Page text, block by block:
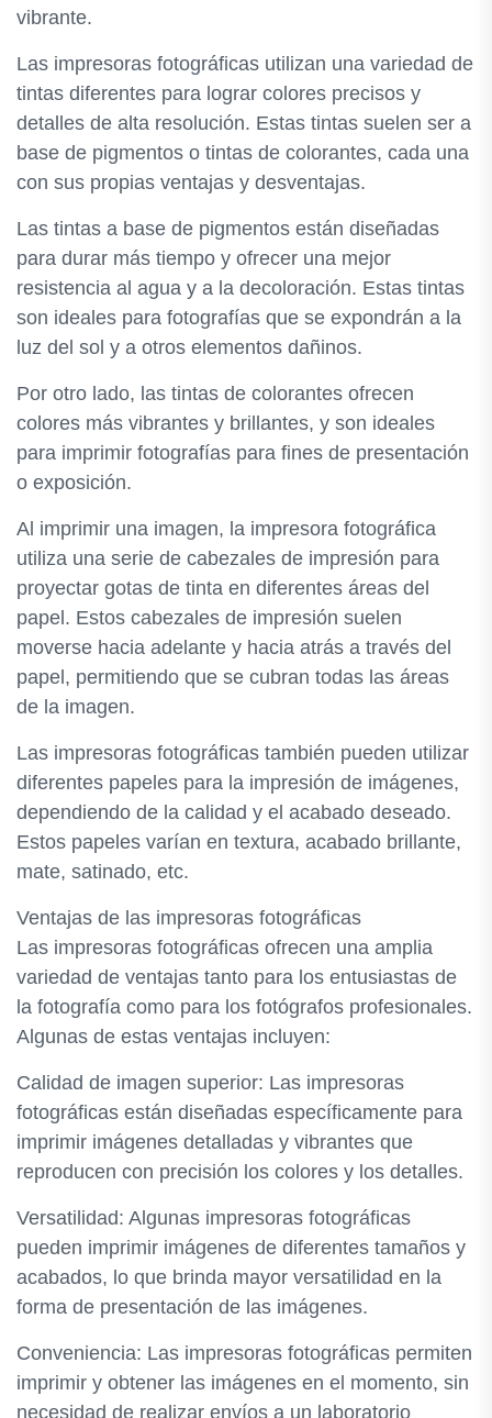
vibrante.
Las impresoras fotográficas utilizan una variedad de
tintas diferentes para lograr colores precisos y
detalles de alta resolución. Estas tintas suelen ser a
base de pigmentos o tintas de colorantes, cada una
con sus propias ventajas y desventajas.
Las tintas a base de pigmentos están diseñadas
para durar más tiempo y ofrecer una mejor
resistencia al agua y a la decoloración. Estas tintas
son ideales para fotografías que se expondrán a la
luz del sol y a otros elementos dañinos.
Por otro lado, las tintas de colorantes ofrecen
colores más vibrantes y brillantes, y son ideales
para imprimir fotografías para fines de presentación
o exposición.
Al imprimir una imagen, la impresora fotográfica
utiliza una serie de cabezales de impresión para
proyectar gotas de tinta en diferentes áreas del
papel. Estos cabezales de impresión suelen
moverse hacia adelante y hacia atrás a través del
papel, permitiendo que se cubran todas las áreas
de la imagen.
Las impresoras fotográficas también pueden utilizar
diferentes papeles para la impresión de imágenes,
dependiendo de la calidad y el acabado deseado.
Estos papeles varían en textura, acabado brillante,
mate, satinado, etc.
Ventajas de las impresoras fotográficas
Las impresoras fotográficas ofrecen una amplia
variedad de ventajas tanto para los entusiastas de
la fotografía como para los fotógrafos profesionales.
Algunas de estas ventajas incluyen:
Calidad de imagen superior: Las impresoras
fotográficas están diseñadas específicamente para
imprimir imágenes detalladas y vibrantes que
reproducen con precisión los colores y los detalles.
Versatilidad: Algunas impresoras fotográficas
pueden imprimir imágenes de diferentes tamaños y
acabados, lo que brinda mayor versatilidad en la
forma de presentación de las imágenes.
Conveniencia: Las impresoras fotográficas permiten
imprimir y obtener las imágenes en el momento, sin
necesidad de realizar envíos a un laboratorio